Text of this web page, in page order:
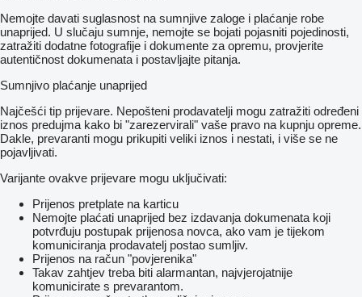
Nemojte davati suglasnost na sumnjive zaloge i plaćanje robe
unaprijed. U slučaju sumnje, nemojte se bojati pojasniti pojedinosti,
zatražiti dodatne fotografije i dokumente za opremu, provjerite
autentičnost dokumenata i postavljajte pitanja.
Sumnjivo plaćanje unaprijed
Najčešći tip prijevare. Nepošteni prodavatelji mogu zatražiti određeni
iznos predujma kako bi "zarezervirali" vaše pravo na kupnju opreme.
Dakle, prevaranti mogu prikupiti veliki iznos i nestati, i više se ne
pojavljivati.
Varijante ovakve prijevare mogu uključivati:
Prijenos pretplate na karticu
Nemojte plaćati unaprijed bez izdavanja dokumenata koji
potvrđuju postupak prijenosa novca, ako vam je tijekom
komuniciranja prodavatelj postao sumljiv.
Prijenos na račun "povjerenika"
Takav zahtjev treba biti alarmantan, najvjerojatnije
komunicirate s prevarantom.